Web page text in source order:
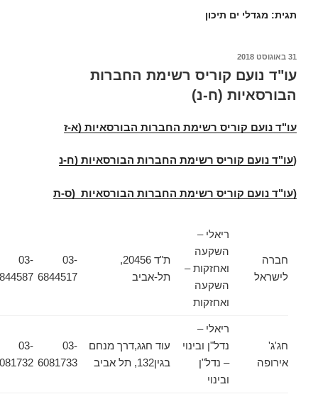
תגית:מגדלי ים תיכון
פורסם
עו"ד נועם קוריס רשימת החברות
הבורסאיות (ח-נ)
עו"ד נועם קוריס רשימת החברות הבורסאיות (א-ז
עו"ד נועם קוריס רשימת החברות הבורסאיות (ח-נ
(עו"ד נועם קוריס רשימת החברות הבורסאיות (ס-ת
חברה
לישראל
ריאלי –
השקעה
ואחזקות –
השקעה
ואחזקות
ת"ד 20456,
תל-אביב
6844517
6844587
אירופה
ריאלי –
נדל"ן ובינוי
– נדל"ן
ובינוי
עוד חגג,דרך מנחם
03-
6081733
6081732